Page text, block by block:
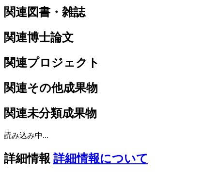
関連図書・雑誌
関連博士論文
関連プロジェクト
関連その他成果物
関連未分類成果物
読み込み中...
詳細情報 詳細情報について